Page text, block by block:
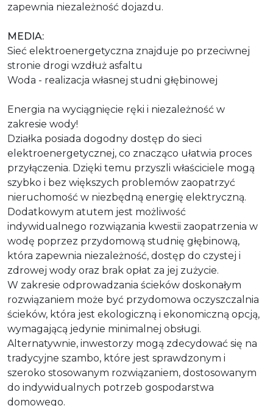
zapewnia niezależność dojazdu.
MEDIA:
Sieć elektroenergetyczna znajduje po przeciwnej
stronie drogi wzdłuż asfaltu
Woda - realizacja własnej studni głębinowej
Energia na wyciągnięcie ręki i niezależność w
zakresie wody!
Działka posiada dogodny dostęp do sieci
elektroenergetycznej, co znacząco ułatwia proces
przyłączenia. Dzięki temu przyszli właściciele mogą
szybko i bez większych problemów zaopatrzyć
nieruchomość w niezbędną energię elektryczną.
Dodatkowym atutem jest możliwość
indywidualnego rozwiązania kwestii zaopatrzenia w
wodę poprzez przydomową studnię głębinową,
która zapewnia niezależność, dostęp do czystej i
zdrowej wody oraz brak opłat za jej zużycie.
W zakresie odprowadzania ścieków doskonałym
rozwiązaniem może być przydomowa oczyszczalnia
ścieków, która jest ekologiczną i ekonomiczną opcją,
wymagającą jedynie minimalnej obsługi.
Alternatywnie, inwestorzy mogą zdecydować się na
tradycyjne szambo, które jest sprawdzonym i
szeroko stosowanym rozwiązaniem, dostosowanym
do indywidualnych potrzeb gospodarstwa
domowego.